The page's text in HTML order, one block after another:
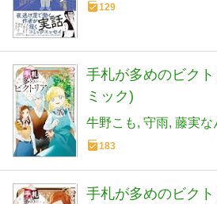
129
手札が多めのビク
ミック)
牛野こも 守雨 藤実な
183
手札が多めのビク